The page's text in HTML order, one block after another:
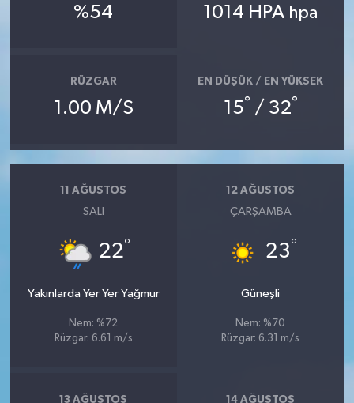
%54 1014 HPA hpa
RÜZGAR
1.00 M/S
EN DÜŞÜK / EN YÜKSEK
15° / 32°
11 AĞUSTOS
SALI
22°
Yakınlarda Yer Yer Yağmur
Nem: %72
Rüzgar: 6.61 m/s
12 AĞUSTOS
ÇARŞAMBA
23°
Güneşli
Nem: %70
Rüzgar: 6.31 m/s
13 AĞUSTOS 14 AĞUSTOS